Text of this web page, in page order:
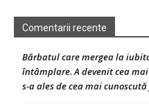
Comentarii recente
Bărbatul care mergea la
întâmplare. A devenit cea
s-a ales de cea mai